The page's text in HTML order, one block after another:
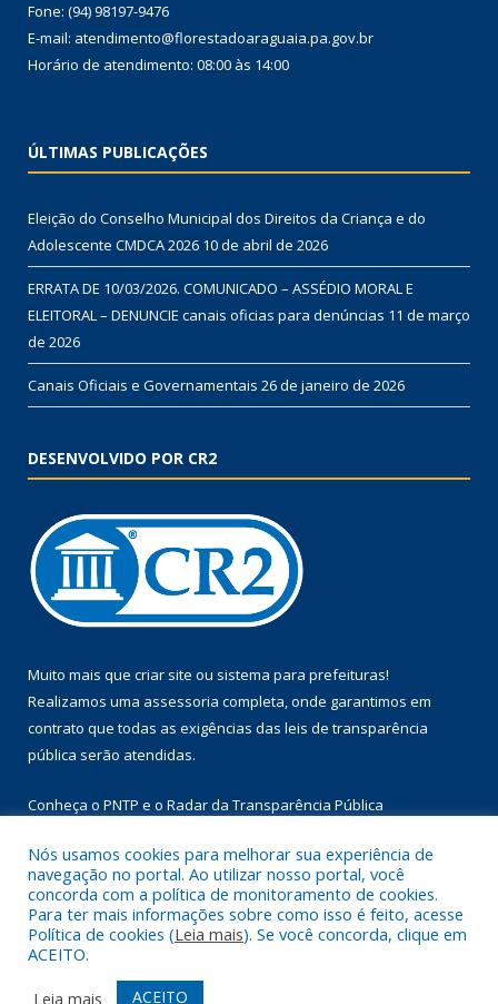
Fone: (94) 98197-9476
E-mail: atendimento@florestadoaraguaia.pa.gov.br
Horário de atendimento: 08:00 às 14:00
ÚLTIMAS PUBLICAÇÕES
Eleição do Conselho Municipal dos Direitos da Criança e do
Adolescente CMDCA 2026 10 de abril de 2026
ERRATA DE 10/03/2026. COMUNICADO – ASSÉDIO MORAL E
ELEITORAL – DENUNCIE canais oficias para denúncias 11 de março
de 2026
Canais Oficiais e Governamentais 26 de janeiro de 2026
DESENVOLVIDO POR CR2
Muito mais que criar site ou sistema para prefeituras!
Realizamos uma assessoria completa, onde garantimos em
contrato que todas as exigências das leis de transparência
pública serão atendidas.
Conheça o PNTP e o Radar da Transparência Pública
Todos os direitos reservados a Prefeitura Municipal de Floresta
do Araguaia.
Mapa do Site Acessar Área Administrativa
Nós usamos cookies para melhorar sua experiência de
navegação no portal. Ao utilizar nosso portal, você
concorda com a política de monitoramento de cookies.
Para ter mais informações sobre como isso é feito, acesse
Política de cookies (Leia mais). Se você concorda, clique em
ACEITO.
Leia mais
ACEITO